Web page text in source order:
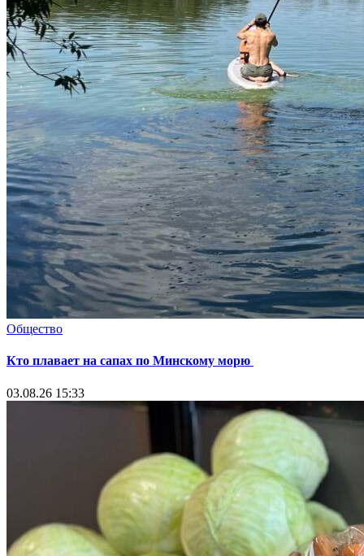
Общество
Кто плавает на сапах по Минскому морю
03.08.26 15:33